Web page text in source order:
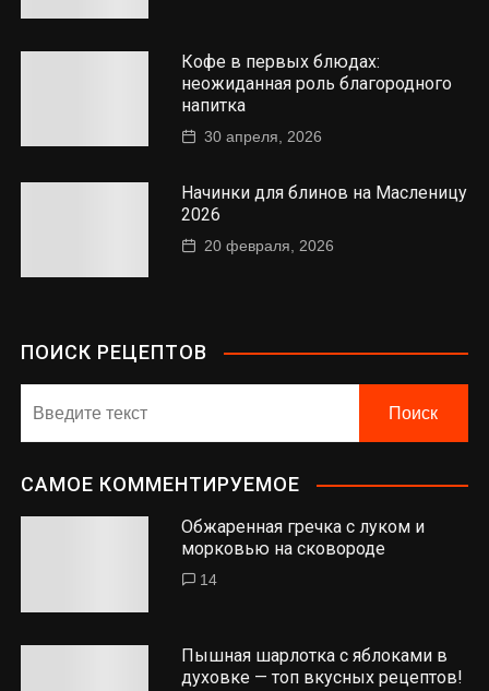
Кофе в первых блюдах:
неожиданная роль благородного
напитка
30 апреля, 2026
Начинки для блинов на Масленицу
2026
20 февраля, 2026
ПОИСК РЕЦЕПТОВ
САМОЕ КОММЕНТИРУЕМОЕ
Обжаренная гречка с луком и
морковью на сковороде
14
Пышная шарлотка с яблоками в
духовке — топ вкусных рецептов!